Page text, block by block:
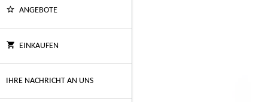
ANGEBOTE
EINKAUFEN
IHRE NACHRICHT AN UNS